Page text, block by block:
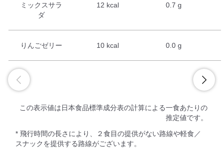
ミックスサラ
ダ
12 kcal 0.7 g
りんごゼリー 10 kcal 0.0 g
この表示値は日本食品標準成分表の計算による一食あたりの
推定値です。
* 飛行時間の長さにより、２食目の提供がない路線や軽食／
スナックを提供する路線がございます。